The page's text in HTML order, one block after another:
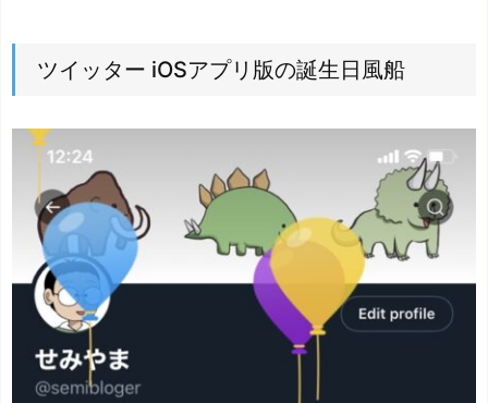
ツイッター iOSアプリ版の誕生日風船